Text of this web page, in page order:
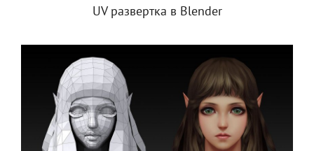
UV развертка в Blender